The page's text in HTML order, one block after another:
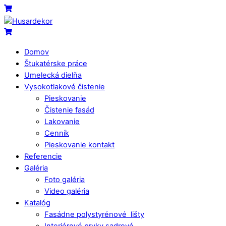
Skip
to
content
Menu
Cart
Cart
Domov
Štukatérske práce
Umelecká dielňa
Vysokotlakové čistenie
Pieskovanie
Čistenie fasád
Lakovanie
Cenník
Pieskovanie kontakt
Referencie
Galéria
Foto galéria
Video galéria
Katalóg
Fasádne polystyrénové lišty